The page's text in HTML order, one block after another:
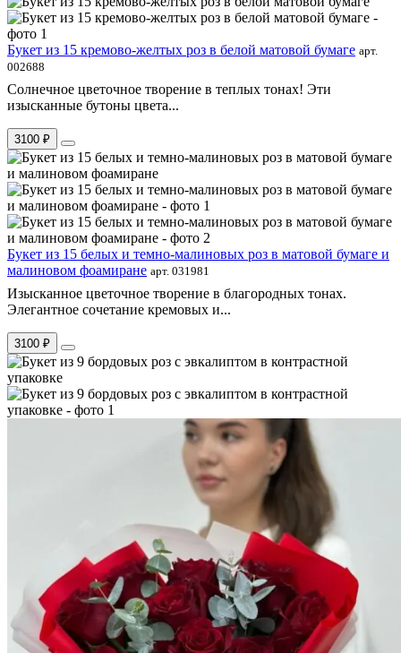
Букет из 15 кремово-желтых роз в белой матовой бумаге арт.
002688
Солнечное цветочное творение в теплых тонах! Эти
изысканные бутоны цвета...
3100 ₽
Букет из 15 белых и темно-малиновых роз в матовой бумаге и
малиновом фоамиране арт. 031981
Изысканное цветочное творение в благородных тонах.
Элегантное сочетание кремовых и...
3100 ₽